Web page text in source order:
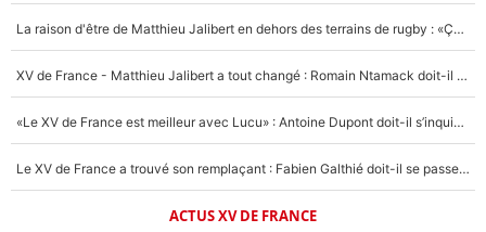
La raison d'être de Matthieu Jalibert en dehors des terrains de rugby : «Ça m'atteint autant que si tu touches à un membre de ma famille»
XV de France - Matthieu Jalibert a tout changé : Romain Ntamack doit-il s’inquiéter pour sa place à un an de la Coupe du monde ?
«Le XV de France est meilleur avec Lucu» : Antoine Dupont doit-il s’inquiéter pour sa place ?
Le XV de France a trouvé son remplaçant : Fabien Galthié doit-il se passer d'Antoine Dupont ?
ACTUS XV DE FRANCE